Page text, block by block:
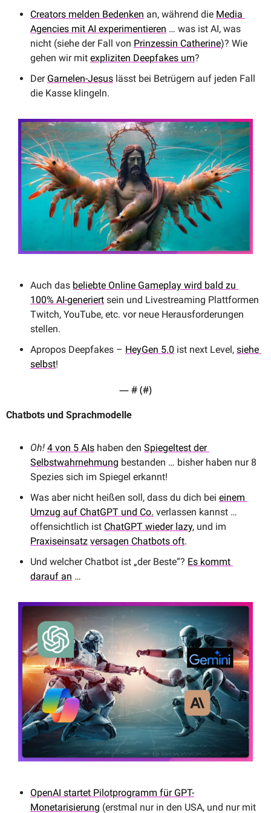
Creators melden Bedenken an, während die Media
Agencies mit AI experimentieren … was ist AI, was
nicht (siehe der Fall von Prinzessin Catherine)? Wie
gehen wir mit expliziten Deepfakes um?
Der Garnelen-Jesus lässt bei Betrügern auf jeden Fall
die Kasse klingeln.
Auch das beliebte Online Gameplay wird bald zu
100% AI-generiert sein und Livestreaming Plattformen
Twitch, YouTube, etc. vor neue Herausforderungen
stellen.
Apropos Deepfakes – HeyGen 5.0 ist next Level, siehe
selbst!
— # (#)
Chatbots und Sprachmodelle
Oh! 4 von 5 AIs haben den Spiegeltest der
Selbstwahrnehmung bestanden … bisher haben nur 8
Spezies sich im Spiegel erkannt!
Was aber nicht heißen soll, dass du dich bei einem
Umzug auf ChatGPT und Co. verlassen kannst …
offensichtlich ist ChatGPT wieder lazy
Praxiseinsatz versagen Chatbots oft.
Und welcher Chatbot ist „der Beste“? Es kommt
darauf an …
OpenAI startet Pilotprogramm für GPT-
Monetarisierung